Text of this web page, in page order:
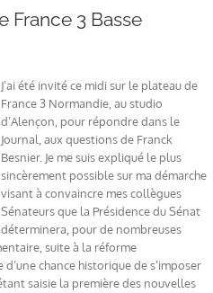
France 3 Basse
J’ai été invité ce midi sur le plateau de
France 3 Normandie, au studio
d’Alençon, pour répondre dans le
Journal, aux questions de Franck
Besnier. Je me suis expliqué le plus
sincèrement possible sur ma démarche
visant à convaincre mes collègues
Sénateurs que la Présidence du Sénat
déterminera, pour de nombreuses
suite à la réforme
chance historique de s’imposer
saisie la première des nouvelles